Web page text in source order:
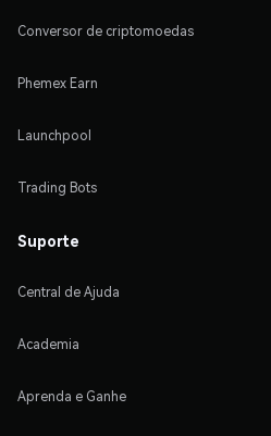
Conversor de criptomoedas
Phemex Earn
Launchpool
Trading Bots
Suporte
Central de Ajuda
Academia
Aprenda e Ganhe